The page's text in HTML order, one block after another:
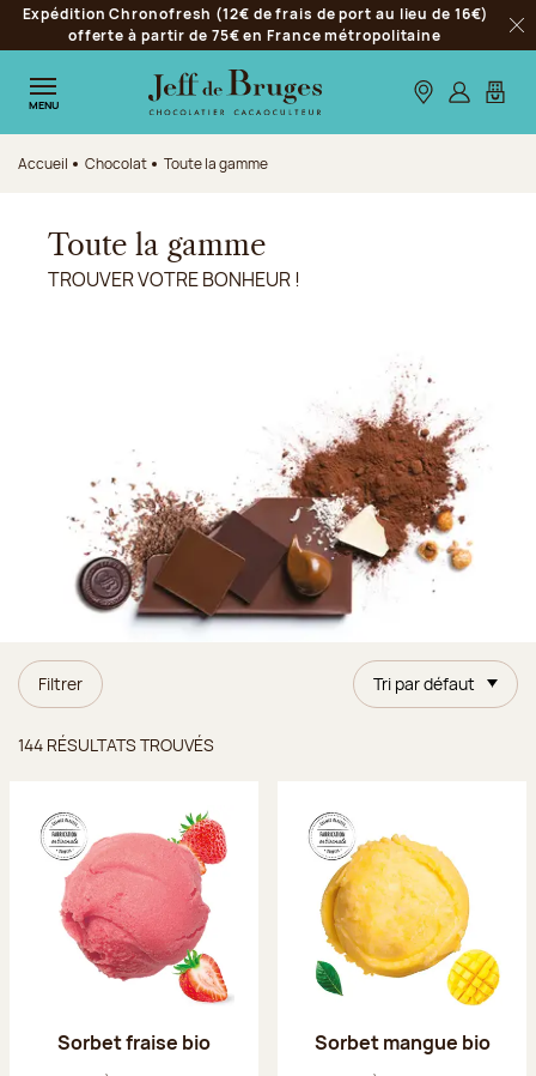
Aller à la navigation
Aller au contenu principal
Aller au pied de page
Expédition Chronofresh (12€ de frais de port au lieu de 16€)
offerte à partir de 75€ en France métropolitaine
MENU Nos boutiques
S’identifier
Mon
Accueil Chocolat Toute la gamme
Toute la gamme
TROUVER VOTRE BONHEUR !
Filtrer Tri par défaut
144 RÉSULTATS TROUVÉS
Sorbet fraise bio Sorbet mangue bio